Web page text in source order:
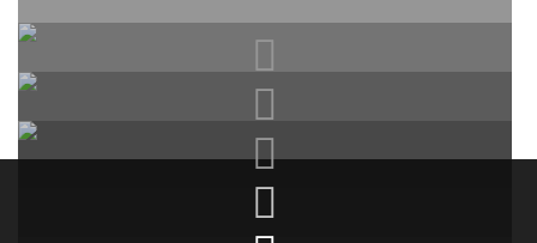
2 KAFALI EBATLAMA MAKINESI